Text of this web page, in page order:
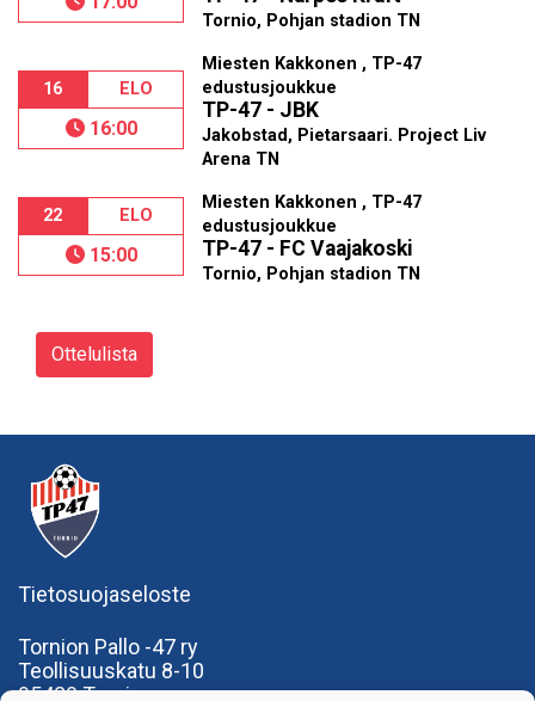
Tornio, Pohjan stadion TN
16 ELO
16:00
Miesten Kakkonen , TP-47
edustusjoukkue
TP-47 - JBK
Jakobstad, Pietarsaari. Project Liv
Arena TN
22 ELO
15:00
Miesten Kakkonen , TP-47
edustusjoukkue
TP-47 - FC Vaajakoski
Tornio, Pohjan stadion TN
Ottelulista
Tietosuojaseloste
Tornion Pallo -47 ry
Teollisuuskatu 8-10
95420 Tornio